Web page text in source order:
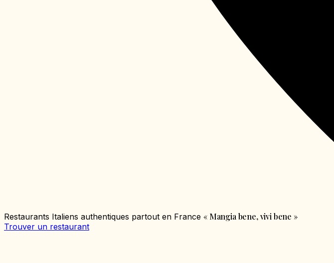
Restaurants Italiens authentiques partout en France «Mangia bene, vivi bene »
Trouver un restaurant